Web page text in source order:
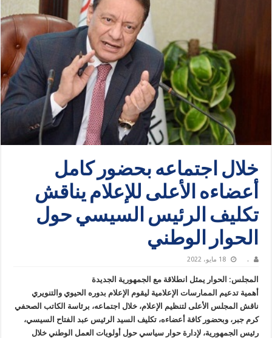
خلال اجتماعه بحضور كامل
أعضاءه الأعلى للإعلام يناقش
تكليف الرئيس السيسي حول
الحوار الوطني
. 18 مايو، 2022
المجلس: الحوار يمثل انطلاقة مع الجمهورية الجديدة
أهمية تدعيم الممارسات الإعلامية ليقوم الإعلام بدوره الحيوي والتنويري
ناقش المجلس الأعلى لتنظيم الإعلام، خلال اجتماعه، برئاسة الكاتب الصحفي
كرم جبر، وبحضور كافة أعضاءه، تكليف السيد الرئيس عبد الفتاح السيسي،
رئيس الجمهورية، لإدارة حوار سياسي حول أولويات العمل الوطني خلال